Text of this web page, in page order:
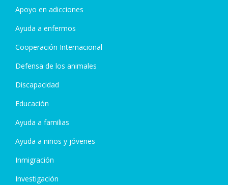
Apoyo en adicciones
Ayuda a enfermos
Cooperación Internacional
Defensa de los animales
Discapacidad
Educación
Ayuda a familias
Ayuda a niños y jóvenes
Inmigración
Investigación